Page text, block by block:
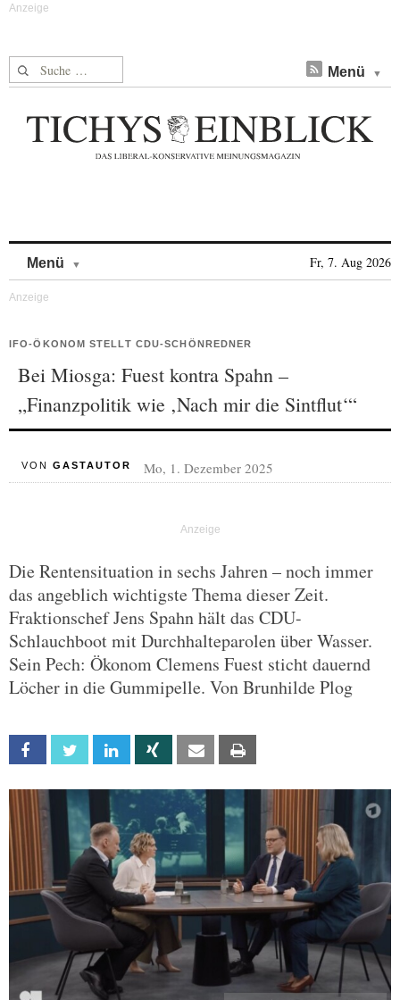
Suche nach: Menü
Menü Fr, 7. Aug 2026
IFO-ÖKONOM STELLT CDU-SCHÖNREDNER
Bei Miosga: Fuest kontra Spahn –
„Finanzpolitik wie ‚Nach mir die Sintflut‘“
VON GASTAUTOR Mo, 1. Dezember 2025
Die Rentensituation in sechs Jahren – noch immer
das angeblich wichtigste Thema dieser Zeit.
Fraktionschef Jens Spahn hält das CDU-
Schlauchboot mit Durchhalteparolen über Wasser.
Sein Pech: Ökonom Clemens Fuest sticht dauernd
Löcher in die Gummipelle. Von Brunhilde Plog
Facebook Twitter Linkedin Xing Email